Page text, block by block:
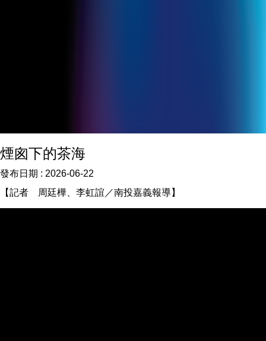
煙囪下的茶海
發布日期 : 2026-06-22
【記者 周廷樺、李虹誼／南投嘉義報導】